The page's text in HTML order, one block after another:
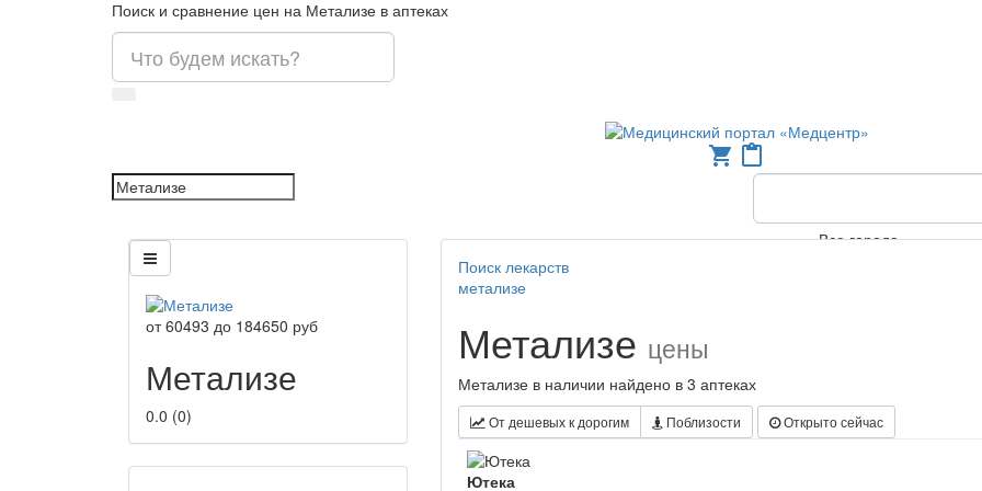
Поиск и сравнение цен на Метализе в аптеках
shopping_cart content_paste
Все города
от60493 до 184650 руб
Метализе
0.0 (0)
Поиск лекарств
метализе
Метализе цены
Метализе в наличии найдено в 3 аптеках
От дешевых к дорогим Поблизости Открыто сейчас
Ютека